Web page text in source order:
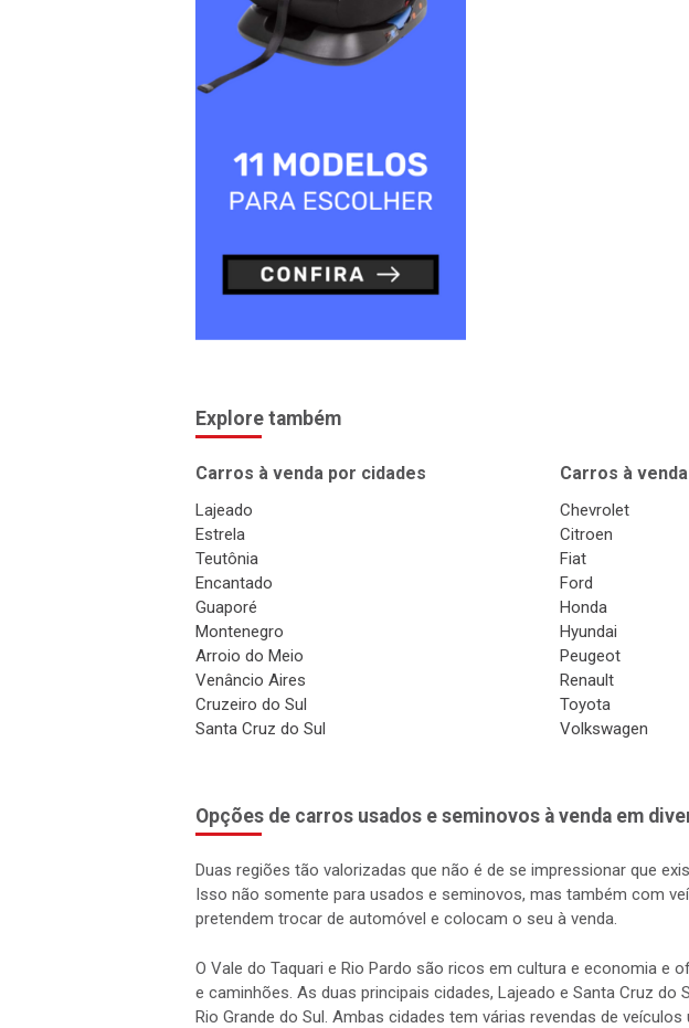
Explore também
Carros à venda por cidades
Lajeado
Estrela
Teutônia
Encantado
Guaporé
Montenegro
Arroio do Meio
Venâncio Aires
Cruzeiro do Sul
Santa Cruz do Sul
Carros à
Chevrolet
Citroen
Fiat
Ford
Honda
Hyundai
Peugeot
Renault
Toyota
Volkswagen
Opções de carros usados e seminovos à venda em
Duas regiões tão valorizadas que não é de se impressionar que
Isso não somente para usados e seminovos, mas também com
pretendem trocar de automóvel e colocam o seu à venda.
O Vale do Taquari e Rio Pardo são ricos em cultura e economia
e caminhões. As duas principais cidades, Lajeado e Santa Cruz
Rio Grande do Sul. Ambas cidades tem várias revendas de